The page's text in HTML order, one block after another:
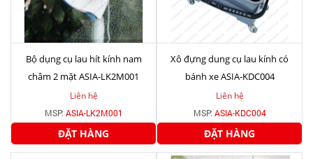
Bộ dụng cụ lau hít kính nam
châm 2 mặt ASIA-LK2M001
Liên hệ
MSP: ASIA-LK2M001
ĐẶT HÀNG
Xô đựng dung cụ lau kính có
bánh xe ASIA-KDC004
Liên hệ
MSP: ASIA-KDC004
ĐẶT HÀNG